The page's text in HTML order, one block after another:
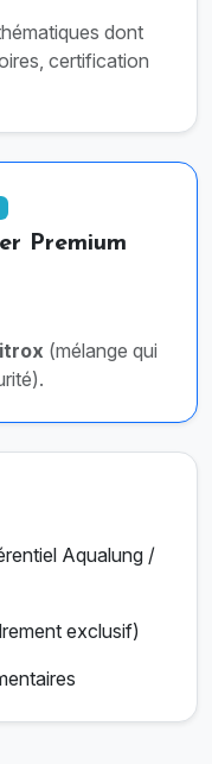
dont
certification
Premium
(mélange qui
Aqualung /
exclusif)